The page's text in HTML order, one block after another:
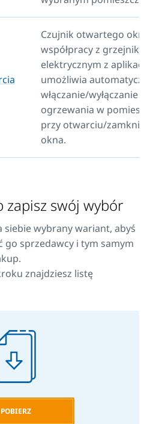
Czujnik otwartego
współpracy z
elektrycznym z aplikacją
umożliwia
włączanie/wyłączanie
ogrzewania w
przy otwarciu/
okna.
zapisz swój wybór
siebie wybrany wariant, abyś
go sprzedawcy i tym samym
znajdziesz listę
POBIERZ